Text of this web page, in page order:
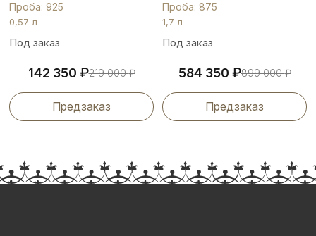
Проба: 925
0,57 л
Под заказ
142 350 ₽219 000₽
Предзаказ
Проба: 875
1,7 л
Под заказ
584 350 ₽899 000₽
Предзаказ